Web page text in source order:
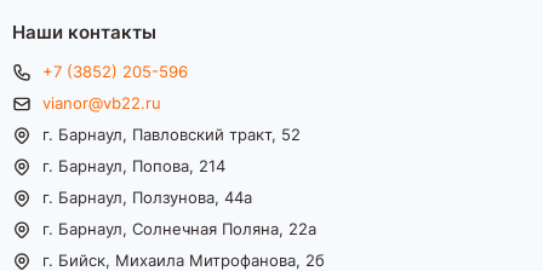
Наши контакты
+7 (3852) 205-596
vianor@vb22.ru
г. Барнаул, Павловский тракт, 52
г. Барнаул, Попова, 214
г. Барнаул, Ползунова, 44а
г. Барнаул, Солнечная Поляна, 22а
г. Бийск, Михаила Митрофанова, 2б